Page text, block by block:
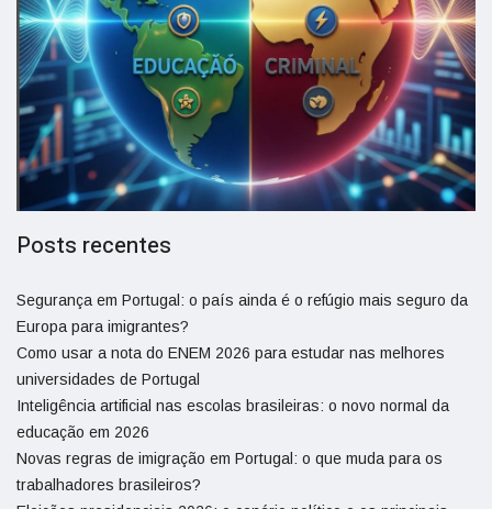
Posts recentes
Segurança em Portugal: o país ainda é o refúgio mais seguro da
Europa para imigrantes?
Como usar a nota do ENEM 2026 para estudar nas melhores
universidades de Portugal
Inteligência artificial nas escolas brasileiras: o novo normal da
educação em 2026
Novas regras de imigração em Portugal: o que muda para os
trabalhadores brasileiros?